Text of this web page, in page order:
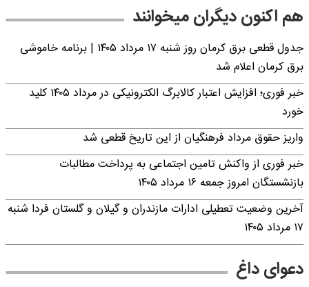
هم اکنون دیگران میخوانند
جدول قطعی برق کرمان روز شنبه ۱۷ مرداد ۱۴۰۵ | برنامه خاموشی
برق کرمان اعلام شد
خبر فوری؛ افزایش اعتبار کالابرگ الکترونیکی در مرداد ۱۴۰۵ کلید
خورد
واریز حقوق مرداد فرهنگیان از این تاریخ قطعی شد
خبر فوری از واکنش تامین اجتماعی به پرداخت مطالبات
بازنشستگان امروز جمعه ۱۶ مرداد ۱۴۰۵
آخرین وضعیت تعطیلی ادارات مازندران و گیلان و گلستان فردا شنبه
۱۷ مرداد ۱۴۰۵
دعوای داغ